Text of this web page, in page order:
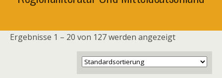
Ergebnisse 1 – 20 von 127 werden angezeigt